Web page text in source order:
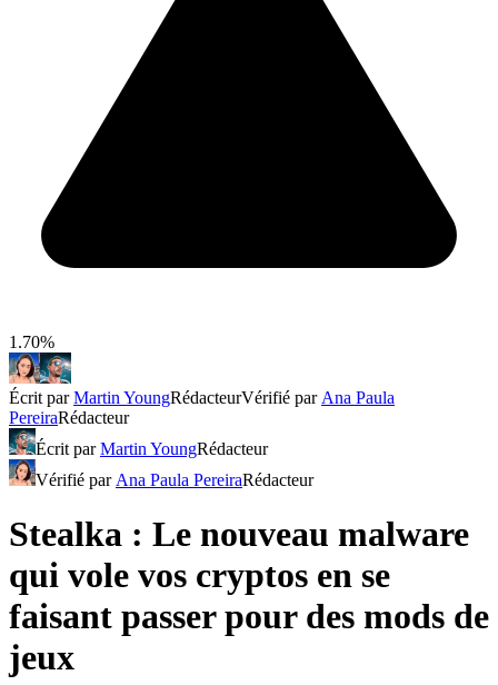
1.70%
Écrit parMartin YoungRédacteurVérifié par Ana Paula
PereiraRédacteur
Écrit parMartin YoungRédacteur
Vérifié par Ana Paula PereiraRédacteur
Stealka : Le nouveau malware
qui vole vos cryptos en se
faisant passer pour des mods de
jeux